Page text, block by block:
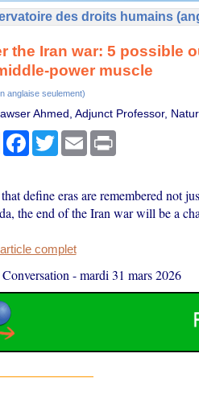
des droits humains
the Iran war: 5 possible
power muscle
anglaise seulement)
Ahmed, Adjunct Professor,
PartagerFacebook
TwitterEmail Print
define eras are remembered not
the end of the Iran war will be a
complet
-mardi 31 mars 2026